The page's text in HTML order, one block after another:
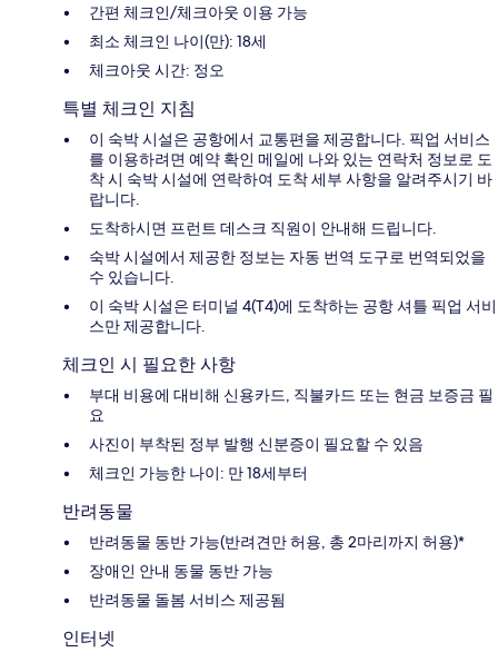
간편 체크인/체크아웃 이용 가능
최소 체크인 나이(만): 18세
체크아웃 시간: 정오
특별 체크인 지침
이 숙박 시설은 공항에서 교통편을 제공합니다. 픽업 서비스
를 이용하려면 예약 확인 메일에 나와 있는 연락처 정보로 도
착 시 숙박 시설에 연락하여 도착 세부 사항을 알려주시기 바
랍니다.
도착하시면 프런트 데스크 직원이 안내해 드립니다.
숙박 시설에서 제공한 정보는 자동 번역 도구로 번역되었을
수 있습니다.
이 숙박 시설은 터미널 4(T4)에 도착하는 공항 셔틀 픽업 서비
스만 제공합니다.
체크인 시 필요한 사항
부대 비용에 대비해 신용카드, 직불카드 또는 현금 보증금 필
요
사진이 부착된 정부 발행 신분증이 필요할 수 있음
체크인 가능한 나이: 만 18세부터
반려동물
반려동물 동반 가능(반려견만 허용, 총 2마리까지 허용)*
장애인 안내 동물 동반 가능
반려동물 돌봄 서비스 제공됨
인터넷